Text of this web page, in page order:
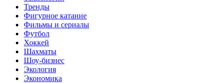
Тренды
Фигурное катание
Фильмы и сериалы
Футбол
Хоккей
Шахматы
Шоу-бизнес
Экология
Экономика